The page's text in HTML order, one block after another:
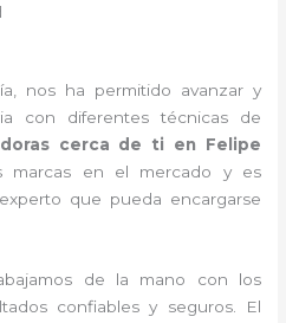
nos ha permitido avanzar y
con diferentes técnicas de
cerca de ti en Felipe
marcas en el mercado y es
que pueda encargarse
de la mano con los
confiables y seguros. El